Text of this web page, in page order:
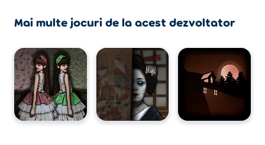
Mai multe jocuri de la acest dezvoltator